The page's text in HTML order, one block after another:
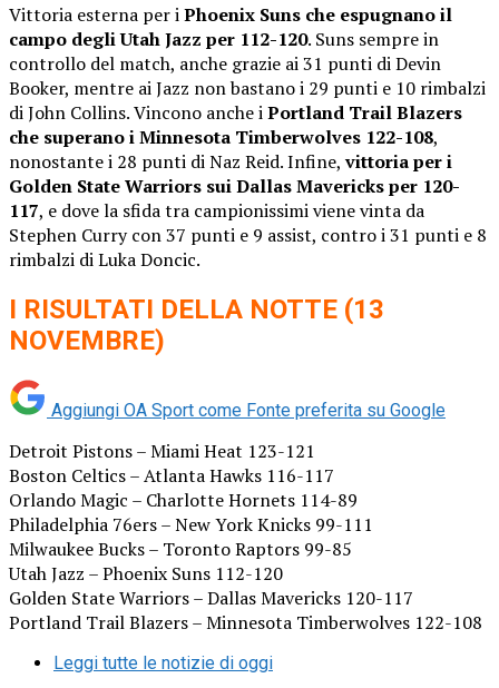
Vittoria esterna per iPhoenix Suns che espugnano il
campo degli Utah Jazz per 112-120. Suns sempre in
controllo del match, anche grazie ai 31 punti di Devin
Booker, mentre ai Jazz non bastano i 29 punti e 10 rimbalzi
di John Collins. Vincono anche iPortland Trail Blazers
che superano i Minnesota Timberwolves 122-108,
nonostante i 28 punti di Naz Reid. Infine,vittoria per i
Golden State Warriors sui Dallas Mavericks per 120-
117, e dove la sfida tra campionissimi viene vinta da
Stephen Curry con 37 punti e 9 assist, contro i 31 punti e 8
rimbalzi di Luka Doncic.
I RISULTATI DELLA NOTTE (13
NOVEMBRE)
Aggiungi OA Sport come Fonte preferita su Google
Detroit Pistons – Miami Heat 123-121
Boston Celtics – Atlanta Hawks 116-117
Orlando Magic – Charlotte Hornets 114-89
Philadelphia 76ers – New York Knicks 99-111
Milwaukee Bucks – Toronto Raptors 99-85
Utah Jazz – Phoenix Suns 112-120
Golden State Warriors – Dallas Mavericks 120-117
Portland Trail Blazers – Minnesota Timberwolves 122-108
Leggi tutte le notizie di oggi